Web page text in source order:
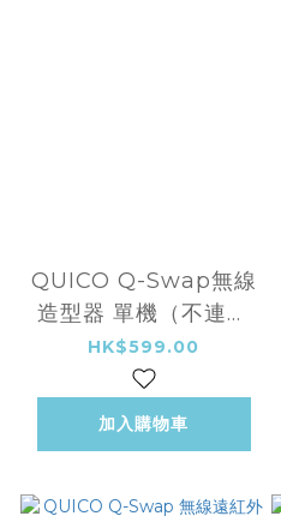
QUICO Q-Swap無線
造型器 單機（不連任
何配件，電池、充電器
需另外購買）
HK$599.00
加入購物車